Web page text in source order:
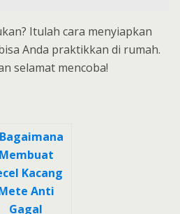
Itulah cara menyiapkan
Anda praktikkan di rumah.
selamat mencoba!